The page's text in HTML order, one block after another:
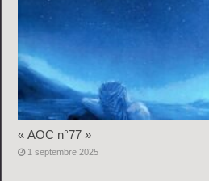
« AOC n°77 »
1 septembre 2025